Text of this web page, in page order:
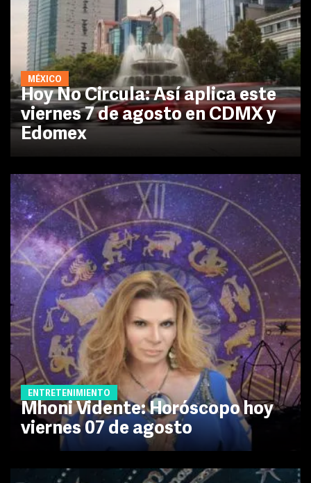
MÉXICO
Hoy No Circula: Así aplica este
viernes 7 de agosto en CDMX y
Edomex
ENTRETENIMIENTO
Mhoni Vidente: Horóscopo hoy
viernes 07 de agosto